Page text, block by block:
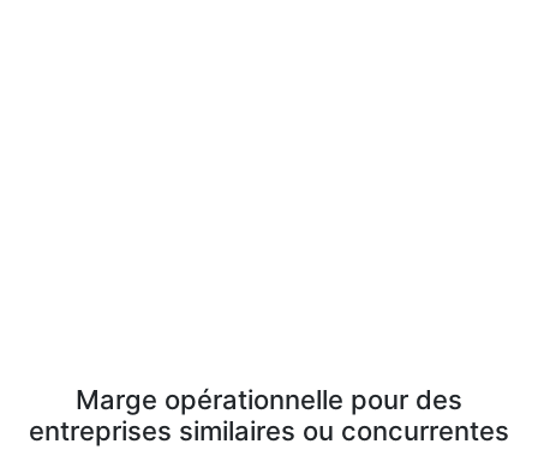
Marge opérationnelle pour des
entreprises similaires ou concurrentes